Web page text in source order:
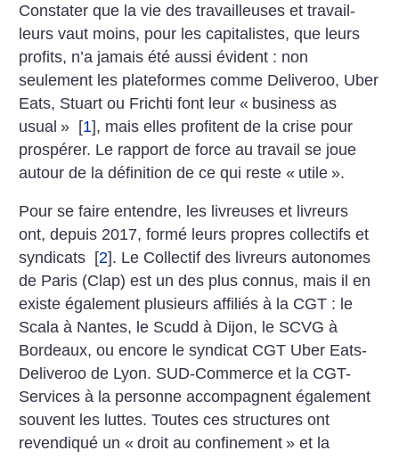
Constater que la vie des travailleuses et travail­
leurs vaut moins, pour les capitalistes, que leurs
profits, n’a jamais été aussi évident : non
seulement les plateformes comme Deliveroo, Uber
Eats, Stuart ou Frichti font leur « business as
usual » [1], mais elles profitent de la crise pour
prospérer. Le rapport de force au travail se joue
autour de la définition de ce qui reste « utile ».
Pour se faire entendre, les livreuses et livreurs
ont, depuis 2017, formé leurs propres collectifs et
syndicats [2]. Le Collectif des livreurs autonomes
de Paris (Clap) est un des plus connus, mais il en
existe également plusieurs affiliés à la CGT : le
Scala à Nantes, le Scudd à Dijon, le SCVG à
Bordeaux, ou encore le syndicat CGT Uber Eats-
Deliveroo de Lyon. SUD-Commerce et la CGT-
Services à la personne accompagnent également
souvent les luttes. Toutes ces structures ont
revendiqué un « droit au confinement » et la